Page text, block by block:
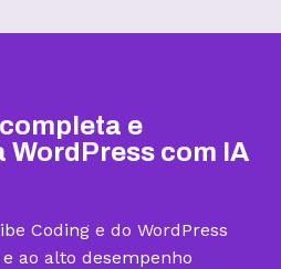
Contratar
e
com IA
Coding e do WordPress
ao alto desempenho